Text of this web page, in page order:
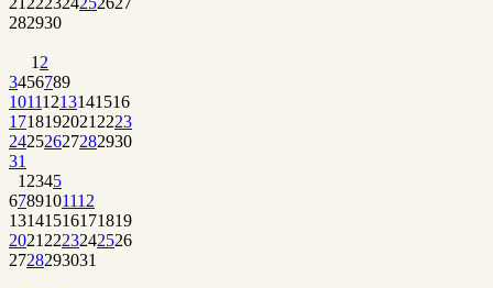
282930
1 2
3456789
10111213141516
1718192021 2223
24252627282930
31
1 2345
6789101112
13141516171819
2021 2223242526
2728293031